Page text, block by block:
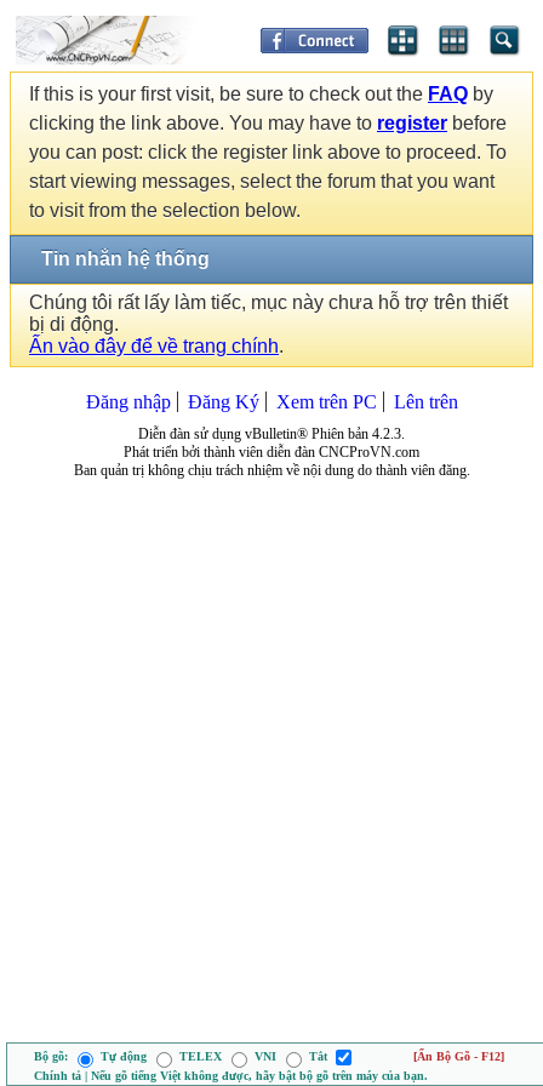
If this is your first visit, be sure to check out the FAQ by
clicking the link above. You may have to register before
you can post: click the register link above to proceed. To
start viewing messages, select the forum that you want
to visit from the selection below.
Tin nhắn hệ thống
Chúng tôi rất lấy làm tiếc, mục này chưa hỗ trợ trên thiết
bị di động.
Ấn vào đây để về trang chính.
Đăng nhập Đăng Ký Xem trên PC Lên trên
Diễn đàn sử dụng vBulletin® Phiên bản 4.2.3.
Phát triển bởi thành viên diễn đàn CNCProVN.com
Ban quản trị không chịu trách nhiệm về nội dung do thành viên đăng.
Bộ gõ: Tự động TELEX VNI Tắt
[Ẩn Bộ Gõ - F12]
Chính tả | Nếu gõ tiếng Việt không được, hãy bật bộ gõ trên máy của bạn.